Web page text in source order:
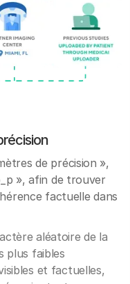
de précision »,
», afin de trouver
factuelle dans
aléatoire de la
plus faibles
et factuelles,